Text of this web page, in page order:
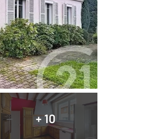
+ 10